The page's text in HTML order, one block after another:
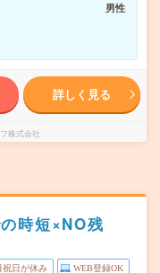
男性
詳しく見る
株式会社
時短×NO残
祝日が休み WEB登録OK